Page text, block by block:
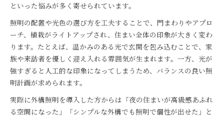
といった悩みが多く寄せられています。
照明の配置や光色の選び方を工夫することで、門まわりやアプロ
ーチ、植栽がライトアップされ、住まい全体の印象が大きく変わ
ります。たとえば、温かみのある光で玄関を包み込むことで、家
族や来訪者を優しく迎え入れる雰囲気が生まれます。一方、光が
強すぎると人工的な印象になってしまうため、バランスの良い照
明計画が求められます。
実際に外構照明を導入した方からは「夜の住まいが高級感あふれ
る空間になった」「シンプルな外構でも照明で個性が出せた」と